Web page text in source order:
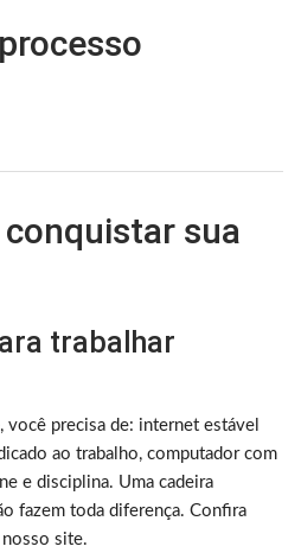
sua
trabalhar
você precisa de: internet estável
ao trabalho, computador com
e disciplina. Uma cadeira
fazem toda diferença. Confira
site.